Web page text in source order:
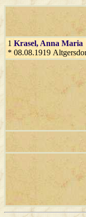
1 Krasel, Anna Maria
* 08.08.1919